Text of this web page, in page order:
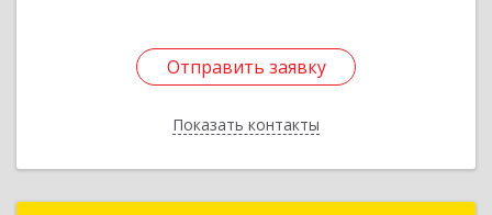
Отправить заявку
Показать контакты
Отправить заявку
Назад